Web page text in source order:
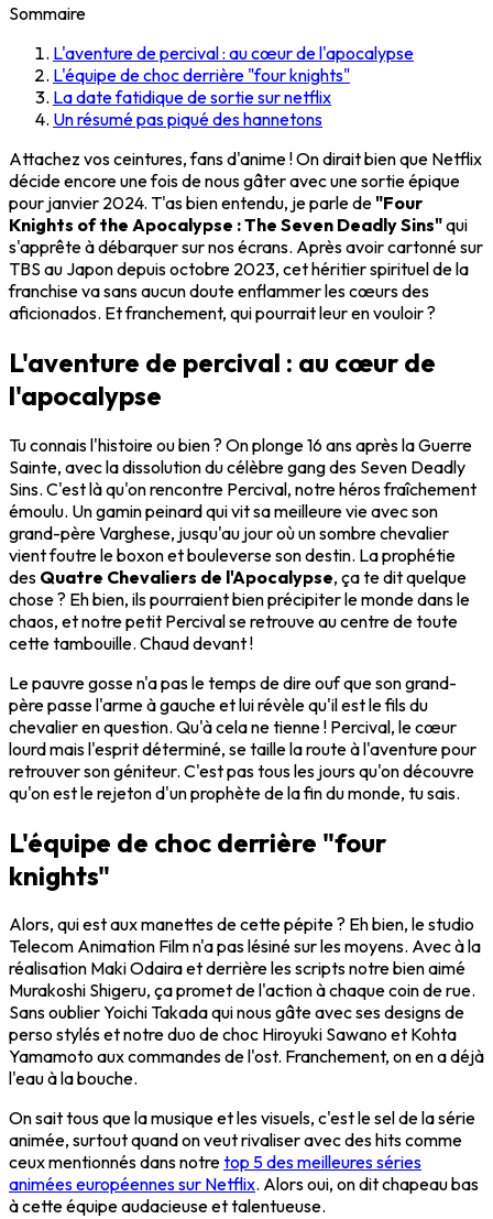
Sommaire
L'aventure de percival : au cœur de l'apocalypse
L'équipe de choc derrière "four knights"
La date fatidique de sortie sur netflix
Un résumé pas piqué des hannetons
Attachez vos ceintures, fans d'anime ! On dirait bien que Netflix
décide encore une fois de nous gâter avec une sortie épique
pour janvier 2024. T'as bien entendu, je parle de"Four
Knights of the Apocalypse : The Seven Deadly Sins"qui
s'apprête à débarquer sur nos écrans. Après avoir cartonné sur
TBS au Japon depuis octobre 2023, cet héritier spirituel de la
franchise va sans aucun doute enflammer les cœurs des
aficionados. Et franchement, qui pourrait leur en vouloir ?
L'aventure de percival : au cœur de
l'apocalypse
Tu connais l'histoire ou bien ? On plonge 16 ans après la Guerre
Sainte, avec la dissolution du célèbre gang des Seven Deadly
Sins. C'est là qu'on rencontre Percival, notre héros fraîchement
émoulu. Un gamin peinard qui vit sa meilleure vie avec son
grand-père Varghese, jusqu'au jour où un sombre chevalier
vient foutre le boxon et bouleverse son destin. La prophétie
des Quatre Chevaliers de l'Apocalypse, ça te dit quelque
chose ? Eh bien, ils pourraient bien précipiter le monde dans le
chaos, et notre petit Percival se retrouve au centre de toute
cette tambouille. Chaud devant !
Le pauvre gosse n'a pas le temps de dire ouf que son grand-
père passe l'arme à gauche et lui révèle qu'il est le fils du
chevalier en question. Qu'à cela ne tienne ! Percival, le cœur
lourd mais l'esprit déterminé, se taille la route à l'aventure pour
retrouver son géniteur. C'est pas tous les jours qu'on découvre
qu'on est le rejeton d'un prophète de la fin du monde, tu sais.
L'équipe de choc derrière "four
knights"
Alors, qui est aux manettes de cette pépite ? Eh bien, le studio
Telecom Animation Film n'a pas lésiné sur les moyens. Avec à la
réalisation Maki Odaira et derrière les scripts notre bien aimé
Murakoshi Shigeru, ça promet de l'action à chaque coin de rue.
Sans oublier Yoichi Takada qui nous gâte avec ses designs de
perso stylés et notre duo de choc Hiroyuki Sawano et Kohta
Yamamoto aux commandes de l'ost. Franchement, on en a déjà
l'eau à la bouche.
On sait tous que la musique et les visuels, c'est le sel de la série
animée, surtout quand on veut rivaliser avec des hits comme
ceux mentionnés dans notretop 5 des meilleures séries
animées européennes sur Netflix. Alors oui, on dit chapeau bas
à cette équipe audacieuse et talentueuse.